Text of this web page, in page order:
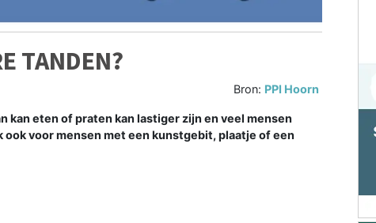
TANDEN?
Bron: PPI Hoorn
kan eten of praten kan lastiger zijn en veel mensen
voor mensen met een kunstgebit, plaatje of een